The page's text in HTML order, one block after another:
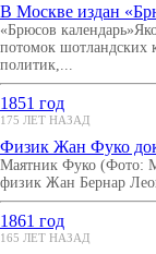
В Москве издан
«Брюсов
потомок шотландских
политик,...
1851 год
175 ЛЕТ НАЗАД
Физик Жан Фуко
Маятник Фуко (Фото:
физик Жан Бернар
1861 год
165 ЛЕТ НАЗАД